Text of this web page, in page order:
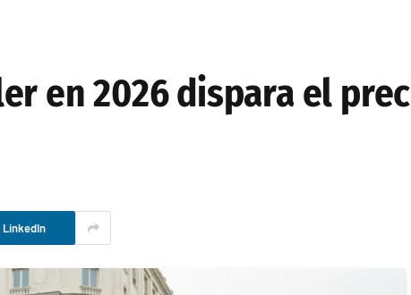
en 2026 dispara el
LinkedIn